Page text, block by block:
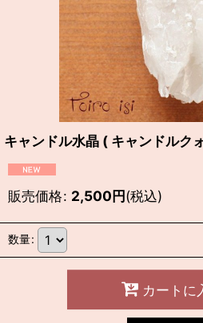
キャンドル水晶 ( キャンドルク
販売価格: 2,500円(税込)
数量:
カートに